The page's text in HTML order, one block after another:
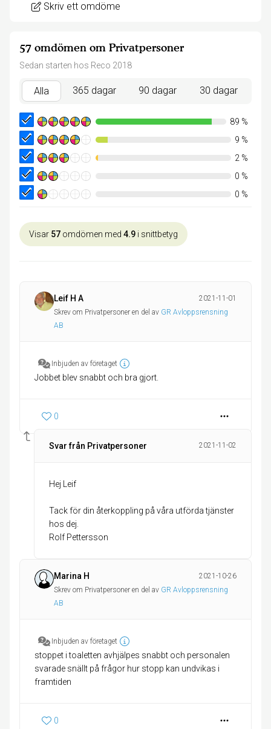
Skriv ett omdöme
57 omdömen om Privatpersoner
Sedan starten hos Reco 2018
Alla 365 dagar 90 dagar 30 dagar
89 %
9 %
2%
0 %
0 %
Visar 57 omdömen med 4.9 i snittbetyg
Leif H A
2021-11-01
Skrev om Privatpersoner en del av GR Avloppsrensning
AB
Inbjuden av företaget
Jobbet blev snabbt och bra gjort.
0
Svar från Privatpersoner 2021-11-02
Hej Leif
Tack för din återkoppling på våra utförda tjänster
hos dej.
Rolf Pettersson
Marina H
2021-10-26
Skrev om Privatpersoner en del av GR Avloppsrensning
AB
Inbjuden av företaget
stoppet i toaletten avhjälpes snabbt och personalen
svarade snällt på frågor hur stopp kan undvikas i
framtiden
0